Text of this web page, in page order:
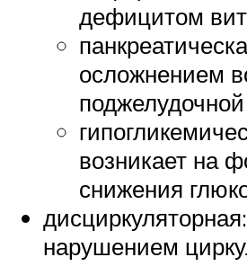
дефицитом
осложнением
возникает на
снижения
нарушением